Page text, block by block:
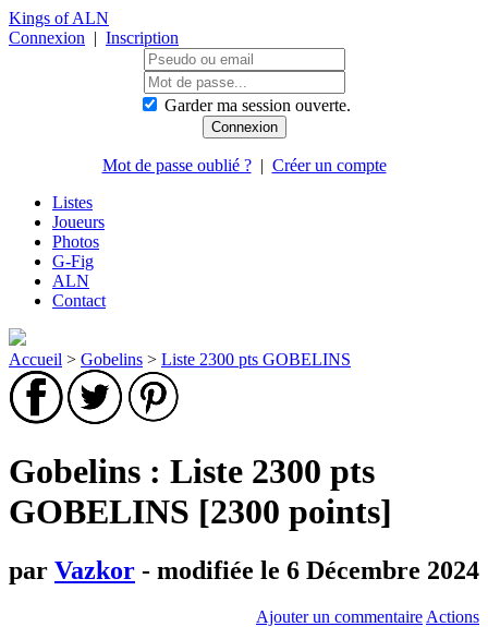
Kings of ALN
Connexion | Inscription
Garder ma session ouverte.
Mot de passe oublié ?| Créer un compte
Listes
Joueurs
Photos
G-Fig
ALN
Contact
Accueil > Gobelins > Liste 2300 pts GOBELINS
Gobelins : Liste 2300 pts
GOBELINS [2300 points]
par Vazkor - modifiée le 6 Décembre 2024
Ajouter un commentaire Actions